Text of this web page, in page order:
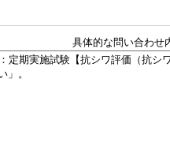
具体的な問い合わせ